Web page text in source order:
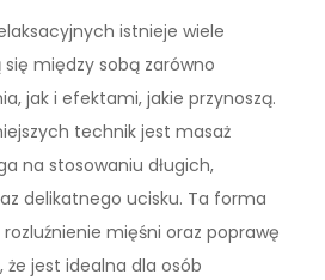
istnieje wiele
między sobą zarówno
jak i efektami, jakie przynoszą.
technik jest masaż
na stosowaniu długich,
delikatnego ucisku. Ta forma
mięśni oraz poprawę
że jest idealna dla osób